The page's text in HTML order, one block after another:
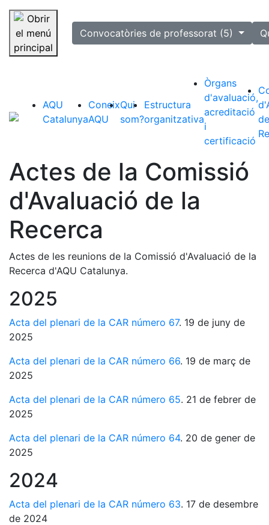
Saltar la navegació
selectedConvocatòries de professorat (5)
AQU
Catalunya
Coneix
AQU
Qui
som?
Estructura
organitzativa
Òrgans
d'avaluació,
acreditació
i
certificació
Actes de la Comissió
d'Avaluació de la
Recerca
Actes de les reunions de la Comissió d'Avaluació de la
Recerca d'AQU Catalunya.
2025
Acta del plenari de la CAR número 67. 19 de juny de
2025
Acta del plenari de la CAR número 66. 19 de març de
2025
Acta del plenari de la CAR número 65. 21 de febrer de
2025
Acta del plenari de la CAR número 64. 20 de gener de
2025
2024
Acta del plenari de la CAR número 63. 17 de desembre
de 2024